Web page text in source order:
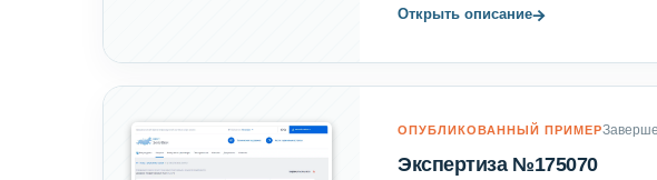
Открыть описание→
ОПУБЛИКОВАННЫЙ ПРИМЕР
Экспертиза №175070